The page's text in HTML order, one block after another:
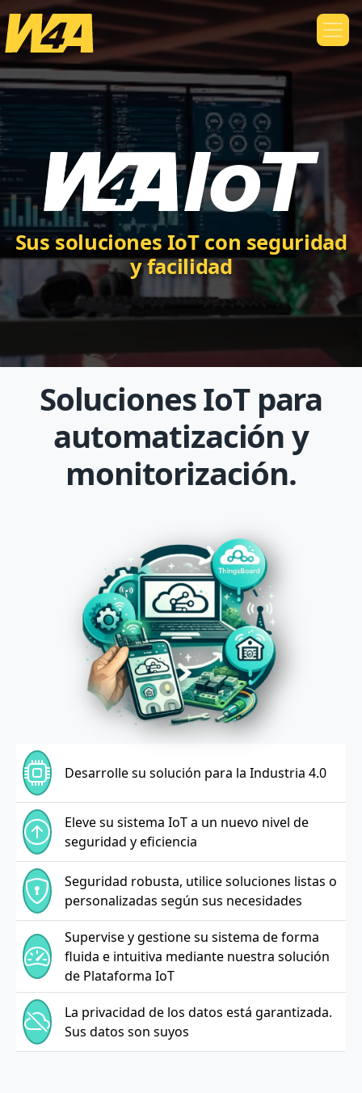
Sus soluciones IoT con seguridad
y facilidad
Soluciones IoT para
automatización y
monitorización.
Desarrolle su solución para la Industria 4.0
Eleve su sistema IoT a un nuevo nivel de
seguridad y eficiencia
Seguridad robusta, utilice soluciones listas o
personalizadas según sus necesidades
Supervise y gestione su sistema de forma
fluida e intuitiva mediante nuestra solución
de Plataforma IoT
La privacidad de los datos está garantizada.
Sus datos son suyos